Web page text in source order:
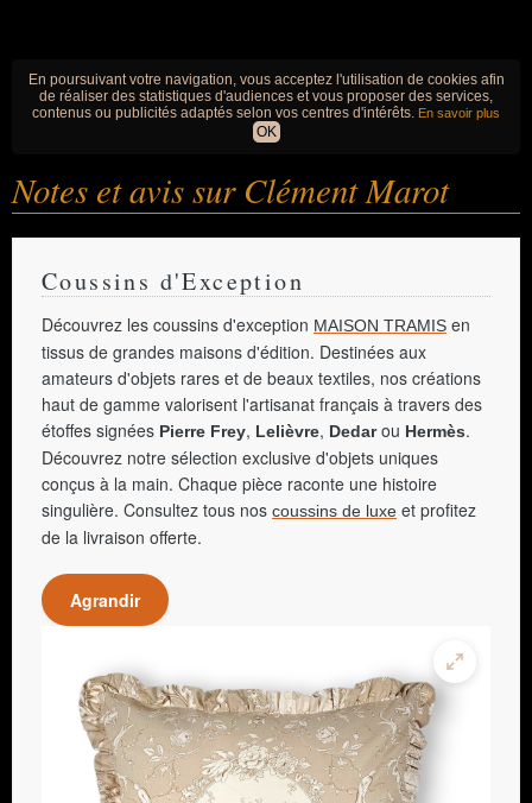
En poursuivant votre navigation, vous acceptez l'utilisation de cookies afin
de réaliser des statistiques d'audiences et vous proposer des services,
contenus ou publicités adaptés selon vos centres d'intérêts. En savoir plus
OK
Notes et avis sur Clément Marot
Coussins d'Exception
Découvrez les coussins d'exception MAISON TRAMIS en
tissus de grandes maisons d'édition. Destinées aux
amateurs d'objets rares et de beaux textiles, nos créations
haut de gamme valorisent l'artisanat français à travers des
étoffes signées Pierre Frey, Lelièvre, Dedarou Hermès.
Découvrez notre sélection exclusive d'objets uniques
conçus à la main. Chaque pièce raconte une histoire
singulière. Consultez tous nos coussins de luxe et profitez
de la livraison offerte.
Agrandir